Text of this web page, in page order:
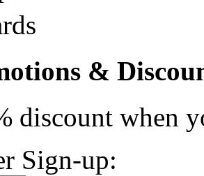
&
discount when
Sign-up: